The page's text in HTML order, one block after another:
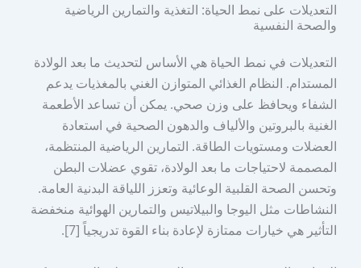
التعديلات على نمط الحياة: التغذية والتمارين الرياضية
والصحة النفسية
التعديلات في نمط الحياة هي الأساس لتحديث ما بعد الولادة
المستدام. النظام الغذائي المتوازن الغني بالمغذيات يدعم
الشفاء ويحافظ على وزن صحي. يمكن أن تساعد الأطعمة
الغنية بالبروتين والألياف والدهون الصحية في استعادة
العضلات ومستويات الطاقة. التمارين الرياضية المنتظمة،
المصممة لاحتياجات ما بعد الولادة، تقوي عضلات البطن
وتحسن الصحة القلبية الوعائية وتعزز اللياقة البدنية العامة.
النشاطات مثل اليوجا والبيلاتيس والتمارين الهوائية منخفضة
التأثير هي خيارات ممتازة لإعادة بناء القوة تدريجياً [7].